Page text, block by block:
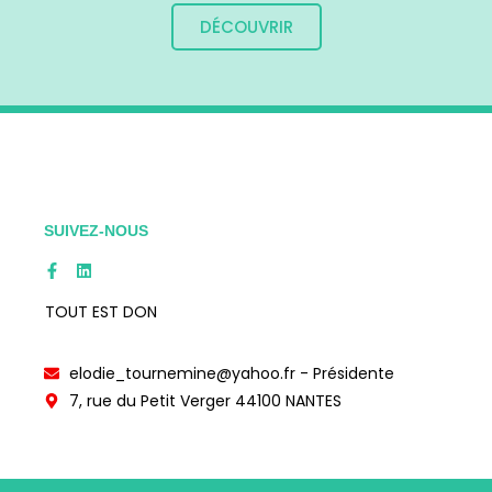
DÉCOUVRIR
SUIVEZ-NOUS
TOUT EST DON
elodie_tournemine@yahoo.fr - Présidente
7, rue du Petit Verger 44100 NANTES